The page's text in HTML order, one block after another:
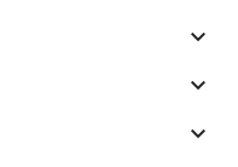


